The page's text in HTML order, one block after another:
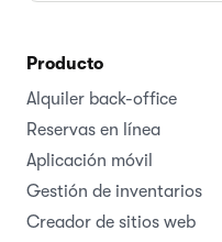
Producto
Alquiler back-office
Reservas en línea
Aplicación móvil
Gestión de inventarios
Creador de sitios web